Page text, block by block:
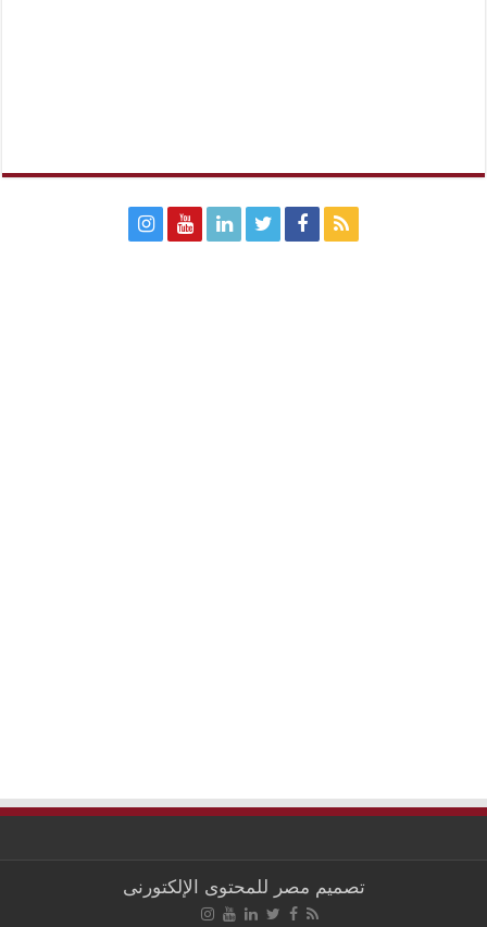
تصميم مصر للمحتوى الإلكتورنى